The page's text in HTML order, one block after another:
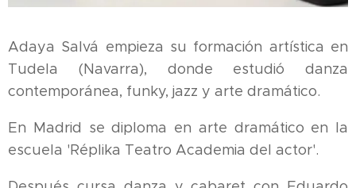
Adaya Salvá empieza su formación artística en
Tudela (Navarra), donde estudió danza
contemporánea, funky, jazz y arte dramático.
En Madrid se diploma en arte dramático en la
escuela 'Réplika Teatro Academia del actor'.